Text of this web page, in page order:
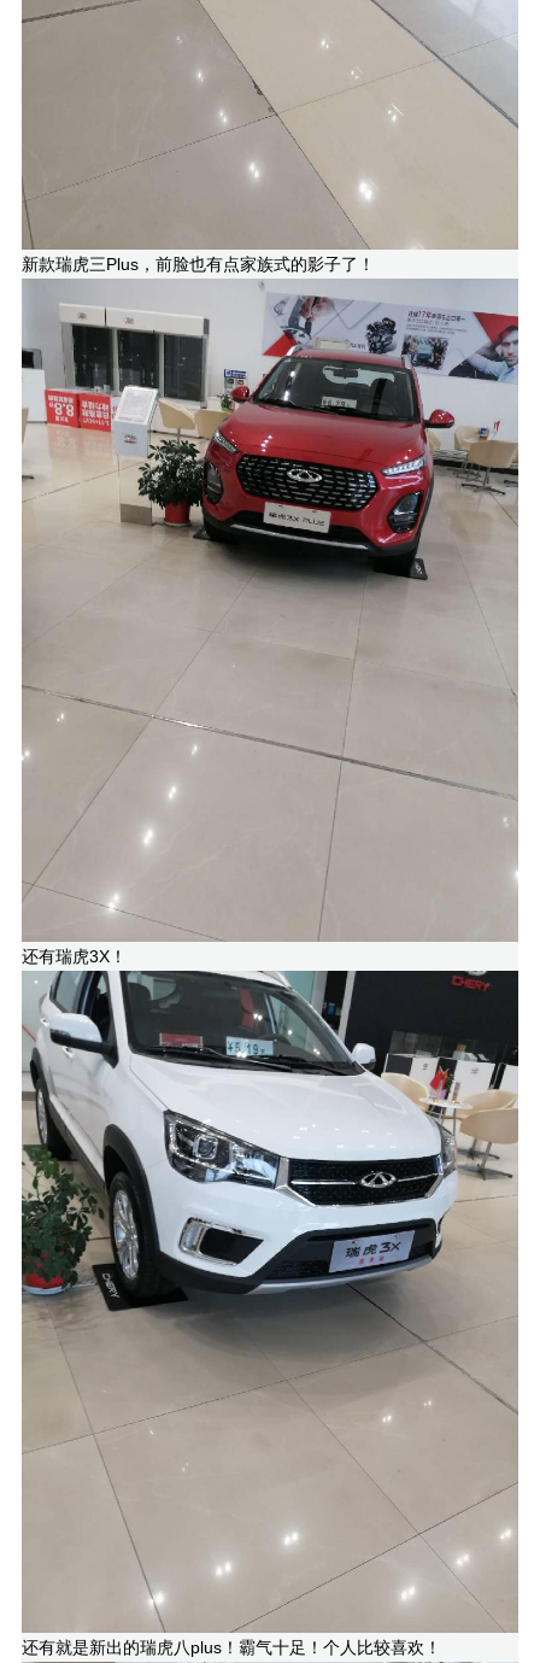
新款瑞虎三Plus，前脸也有点家族式的影子了！
还有瑞虎3X！
还有就是新出的瑞虎八plus！霸气十足！个人比较喜欢！